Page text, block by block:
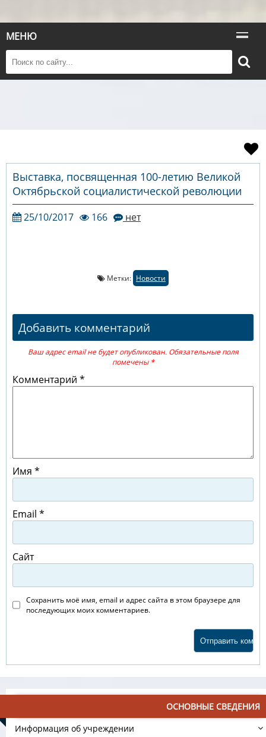
МЕНЮ
Выставка, посвященная 100-летию Великой
Октябрьской социалистической революции
25/10/2017 166 нет
Метки: Новости
Добавить комментарий
Ваш адрес email не будет опубликован. Обязательные поля
помечены *
Комментарий *
Имя *
Email *
Сайт
Сохранить моё имя, email и адрес сайта в этом браузере для
последующих моих комментариев.
ОСНОВНЫЕ СВЕДЕНИЯ
Информация об учреждении